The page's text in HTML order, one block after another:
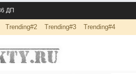
ДП
Trending#2 Trending#3 Trending#4